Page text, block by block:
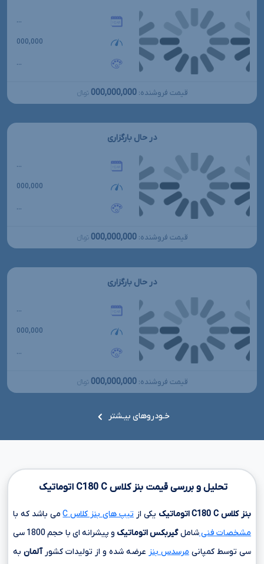
...
000,000
...
قیمت فروشنده: 000,000,000 تومانءءء
در حال بارگزاری
...
000,000
...
قیمت فروشنده: 000,000,000 تومانءءء
در حال بارگزاری
...
000,000
...
قیمت فروشنده: 000,000,000 تومانءءء
خـودروهای بیـشتر
تحلیل و بررسی قیمت بنز کلاس C
C180 اتوماتیک
بنز کلاس C
C180اتوماتیک یکی از تیپ های بنز کلاس C
می باشد که با
مشخصات فنیشاملگیربکس اتوماتیک و پیشرانه ای با حجم
1800 سی
سی توسط کمپانی مرسدس بنز عرضه شده و از تولیدات کشورآلمان به